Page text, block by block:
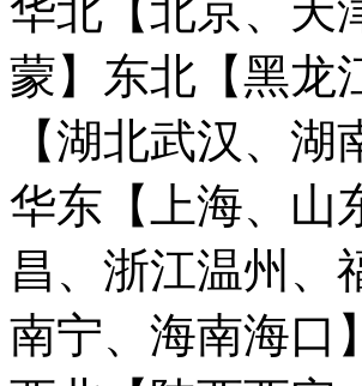
华北【北京、天
蒙】 东北【黑龙
【湖北武汉、
华东【上海、山
昌、浙江温州、
南宁、海南海口】